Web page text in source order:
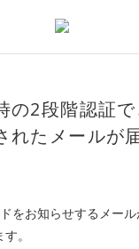
の2段階認証
れたメールが
をお知らせするメール
。